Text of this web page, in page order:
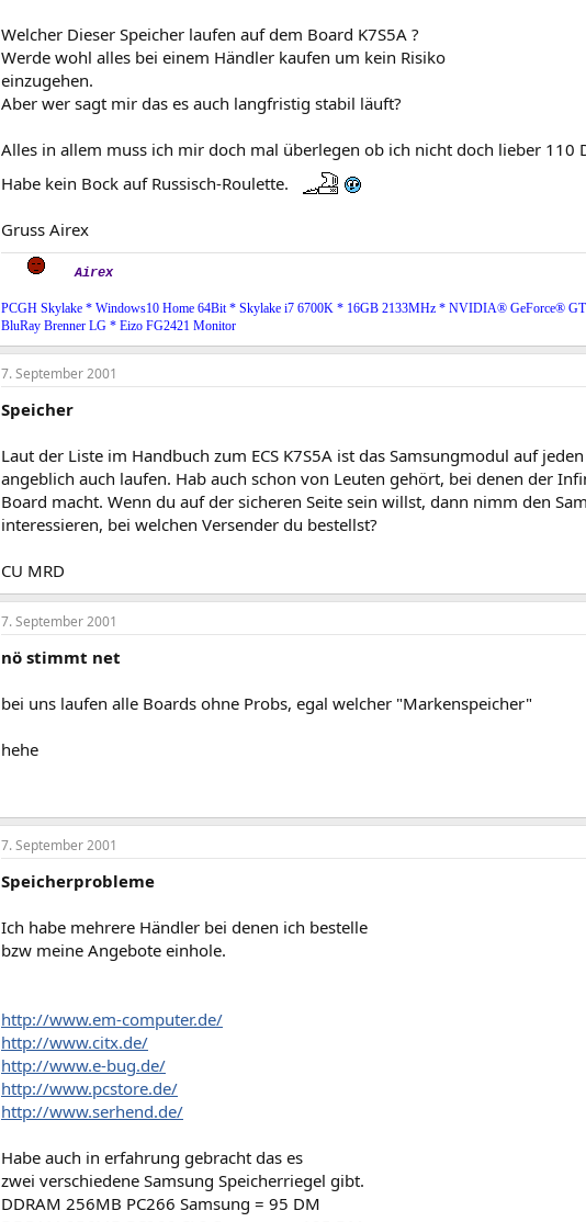
Welcher Dieser Speicher laufen auf dem Board K7S5A ?
Werde wohl alles bei einem Händler kaufen um kein Risiko
einzugehen.
Aber wer sagt mir das es auch langfristig stabil läuft?
Alles in allem muss ich mir doch mal überlegen ob ich nicht doch lieber 110
Habe kein Bock auf Russisch-Roulette.
Gruss Airex
Airex
PCGH Skylake * Windows10 Home 64Bit * Skylake i7 6700K * 16GB 2133MHz * NVIDIA® GeForce®
BluRay Brenner LG * Eizo FG2421 Monitor
7. September 2001
Speicher
Laut der Liste im Handbuch zum ECS K7S5A ist das Samsungmodul auf
angeblich auch laufen. Hab auch schon von Leuten gehört, bei denen der
Board macht. Wenn du auf der sicheren Seite sein willst, dann nimm den
interessieren, bei welchen Versender du bestellst?
CU MRD
7. September 2001
nö stimmt net
bei uns laufen alle Boards ohne Probs, egal welcher "Markenspeicher"
hehe
7. September 2001
Speicherprobleme
Ich habe mehrere Händler bei denen ich bestelle
bzw meine Angebote einhole.
http://www.em-computer.de/
http://www.citx.de/
http://www.e-bug.de/
http://www.pcstore.de/
http://www.serhend.de/
Habe auch in erfahrung gebracht das es
zwei verschiedene Samsung Speicherriegel gibt.
DDRAM 256MB PC266 Samsung = 95 DM